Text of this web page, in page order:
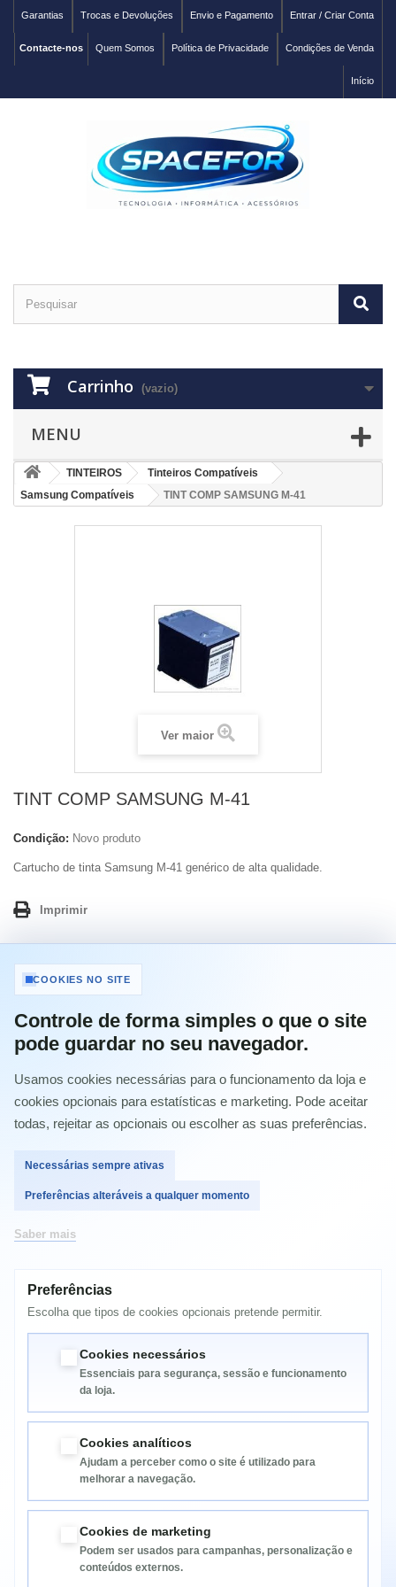
Entrar / Criar Conta
Envio e Pagamento
Trocas e Devoluções
Garantias
Condições de Venda
Política de Privacidade
Quem Somos
Contacte-nos
Início
Carrinho (vazio)
MENU
TINTEIROS
Tinteiros Compatíveis
Samsung Compatíveis
TINT COMP SAMSUNG M-41
Ver maior
TINT COMP SAMSUNG M-41
Condição: Novo produto
Cartucho de tinta Samsung M-41 genérico de alta qualidade.
Imprimir
12,90 €com IVA
Quantidade
Comprar
MAIS INFORMAÇÃO
SF370
SF371P
Informação
Categorias
COOKIES NO SITE
Controle de forma simples o que o site
pode guardar no seu navegador.
Usamos cookies necessárias para o funcionamento da loja e
cookies opcionais para estatísticas e marketing. Pode aceitar
todas, rejeitar as opcionais ou escolher as suas preferências.
Necessárias sempre ativas
Preferências alteráveis a qualquer momento
Saber mais
Preferências
Escolha que tipos de cookies opcionais pretende permitir.
Cookies necessários
Essenciais para segurança, sessão e funcionamento
da loja.
Cookies analíticos
Ajudam a perceber como o site é utilizado para
melhorar a navegação.
Cookies de marketing
Podem ser usados para campanhas, personalização e
conteúdos externos.